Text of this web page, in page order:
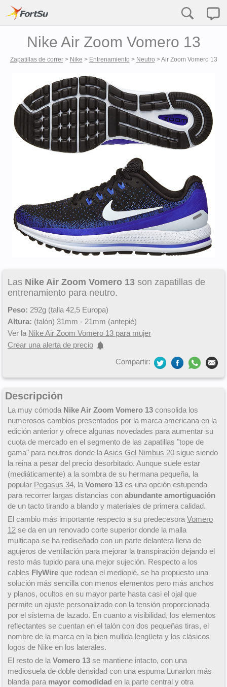
Nike Air Zoom Vomero 13
Zapatillas de correr> Nike > Entrenamiento > Neutro >Air Zoom Vomero 13
Las Nike Air Zoom Vomero 13 son zapatillas de
entrenamiento para neutro.
Peso: 292g (talla 42,5 Europa)
Altura: (talón) 31mm - 21mm (antepié)
Ver la Nike Air Zoom Vomero 13 para mujer
Crear una alerta de precio
Compartir:
Descripción
La muy cómoda Nike Air Zoom Vomero 13 consolida los
numerosos cambios presentados por la marca americana en la
edición anterior y ofrece algunas novedades para aumentar su
cuota de mercado en el segmento de las zapatillas "tope de
gama" para neutros donde laAsics Gel Nimbus 20 sigue siendo
la reina a pesar del precio desorbitado. Aunque suele estar
(mediáticamente) a la sombra de su hermana pequeña, la
popular Pegasus 34, la Vomero 13 es una opción estupenda
para recorrer largas distancias con abundante amortiguación
de un tacto tirando a blando y materiales de primera calidad.
El cambio más importante respecto a su predecesora Vomero
12 se da en un renovado corte superior donde la malla
multicapa se ha rediseñado con un parte delantera llena de
agujeros de ventilación para mejorar la transpiración dejando el
resto más tupido para una mejor sujeción. Respecto a los
cables FlyWire que rodean el mediopié, se ha propuesto una
solución más sencilla con menos elementos pero más anchos
y planos, ocultos en su mayor parte hasta casi el ojal que
permite un ajuste personalizado con la tensión proporcionada
por el sistema de lazado. En cuanto a visibilidad, los elementos
reflectantes se cuentan en el talón con dos pequeñas tiras, el
nombre de la marca en la bien mullida lengüeta y los clásicos
logos de Nike en los laterales.
El resto de la Vomero 13 se mantiene intacto, con una
mediosuela de doble densidad con una espuma Lunarlon más
blanda para mayor comodidad en la parte central y otra